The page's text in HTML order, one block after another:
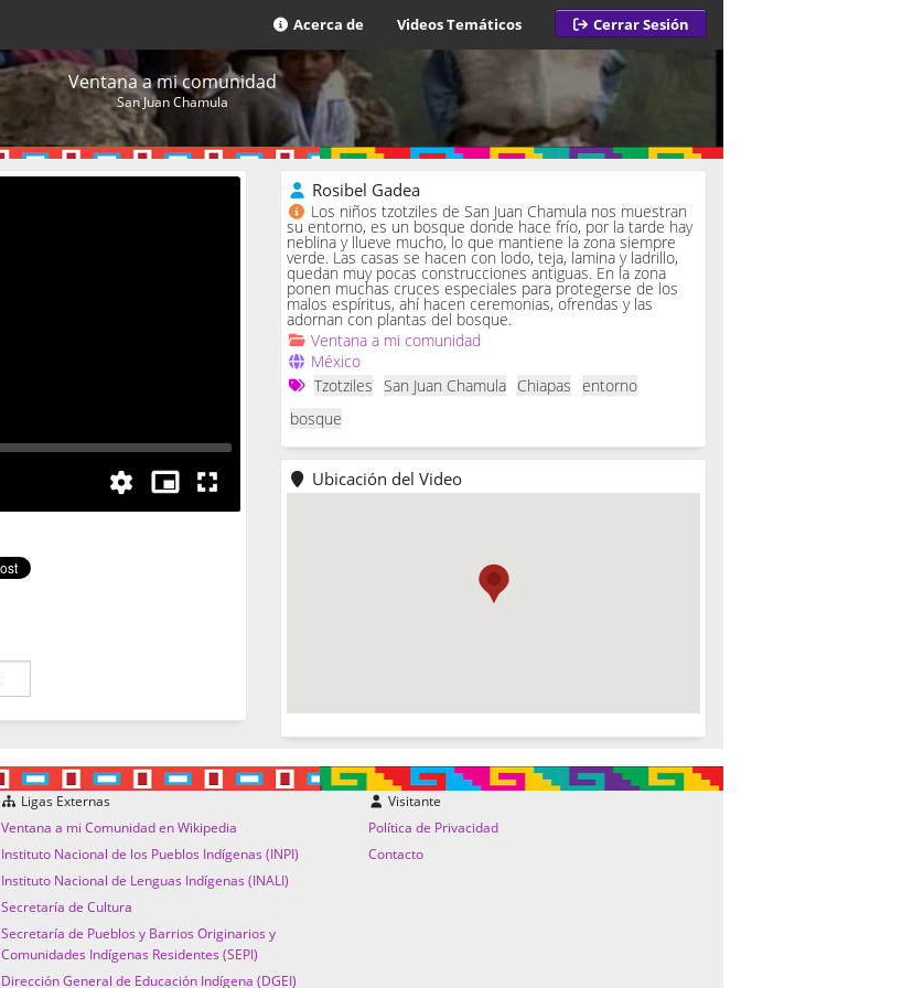
Acerca de Videos Temáticos Cerrar Sesión
Ventana a mi comunidad
San Juan Chamula
Rosibel Gadea
Los niños tzotziles de San Juan Chamula nos muestran
su entorno, es un bosque donde hace frío, por la tarde hay
neblina y llueve mucho, lo que mantiene la zona siempre
verde. Las casas se hacen con lodo, teja, lamina y ladrillo,
quedan muy pocas construcciones antiguas. En la zona
ponen muchas cruces especiales para protegerse de los
malos espíritus, ahí hacen ceremonias, ofrendas y las
adornan con plantas del bosque.
Ventana a mi comunidad
México
Tzotziles San Juan Chamula Chiapas entorno
bosque
Ubicación del Video
Ligas Externas
Ventana a mi Comunidad en Wikipedia
Instituto Nacional de los Pueblos Indígenas (INPI)
Instituto Nacional de Lenguas Indígenas (INALI)
Secretaría de Cultura
Secretaría de Pueblos y Barrios Originarios y
Comunidades Indígenas Residentes (SEPI)
Dirección General de Educación Indígena (DGEI)
Visitante
Política de Privacidad
Contacto